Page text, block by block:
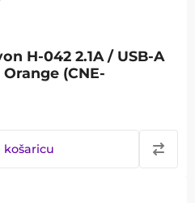
H-042 2.1A / USB-A
(CNE-
košaricu